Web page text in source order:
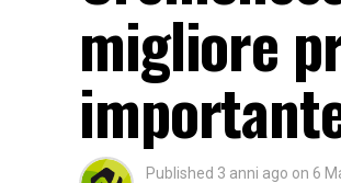
migliore
Published 3 anni ago on 6